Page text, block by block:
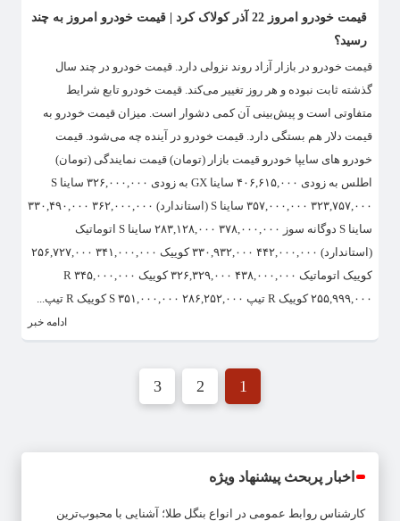
قیمت خودرو امروز 22 آذر کولاک کرد | قیمت خودرو امروز به چند
رسید؟
قیمت خودرو در بازار آزاد روند نزولی دارد. قیمت خودرو در چند سال
گذشته ثابت نبوده و هر روز تغییر می‌کند. قیمت خودرو تابع شرایط
متفاوتی است و پیش‌بینی آن کمی دشوار است. میزان قیمت خودرو به
قیمت دلار هم بستگی دارد. قیمت خودرو در آینده چه می‌شود. قیمت
خودرو های سایپا خودرو قیمت بازار (تومان) قیمت نمایندگی (تومان)
اطلس به زودی ۴۰۶,۶۱۵,۰۰۰ ساینا GX به زودی ۳۲۶,۰۰۰,۰۰۰ ساینا S
۳۵۷,۰۰۰,۰۰۰ ۳۲۳,۷۵۷,۰۰۰ ساینا S (استاندارد) ۳۶۲,۰۰۰,۰۰۰ ۳۳۰,۴۹۰,۰۰۰
ساینا S دوگانه سوز ۳۷۸,۰۰۰,۰۰۰ ۲۸۳,۱۲۸,۰۰۰ ساینا S اتوماتیک
(استاندارد) ۴۴۲,۰۰۰,۰۰۰ ۳۳۰,۹۳۲,۰۰۰ کوییک ۳۴۱,۰۰۰,۰۰۰ ۲۵۶,۷۲۷,۰۰۰
کوییک اتوماتیک ۴۳۸,۰۰۰,۰۰۰ ۳۲۶,۳۲۹,۰۰۰ کوییک R ۳۴۵,۰۰۰,۰۰۰
۲۵۵,۹۹۹,۰۰۰ کوییک R تیپ S ۳۵۱,۰۰۰,۰۰۰ ۲۸۶,۲۵۲,۰۰۰ کوییک R تیپ...
ادامه خبر
1
2
3
اخبار پربحث پیشنهاد ویژه
کارشناس روابط عمومی در
انواع بنگل طلا؛ آشنایی با محبوب‌ترین